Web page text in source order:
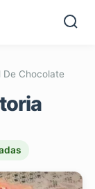
De Chocolate